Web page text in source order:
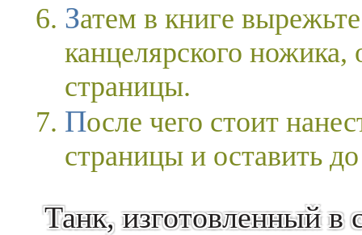
Затем в книге вырежьте отверстие при помощи
канцелярского ножика,
страницы.
После чего стоит нанести клей на внутреннюю часть
страницы и оставить
Танк, изготовленный в